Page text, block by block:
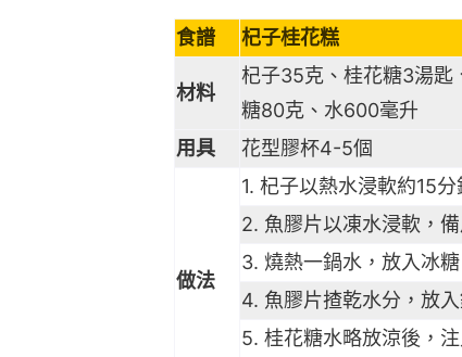
食譜 杞子桂花糕
材料
杞子35克、桂花糖3湯匙
糖80克、水600毫升
用具
花型膠杯4-5個
做法
1. 杞子以熱水浸軟約15分
2. 魚膠片以凍水浸軟，備
3. 燒熱一鍋水，放入冰
4. 魚膠片揸乾水分，放
5. 桂花糖水略放涼後，注